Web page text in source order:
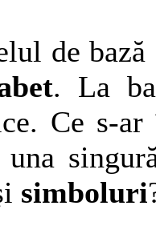
de
. La
Ce s-
una
simboluri